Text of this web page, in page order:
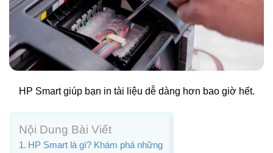
HP Smart giúp bạn in tài liệu dễ dàng hơn bao giờ hết.
Nội Dung Bài Viết
HP Smart là gì? Khám phá những